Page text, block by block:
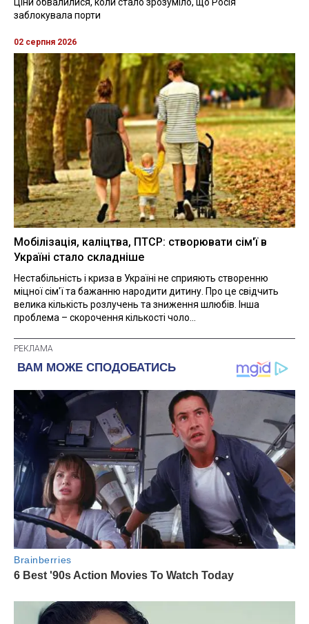
заблокувала порти
02 серпня 2026
Мобілізація, каліцтва, ПТСР: створювати сім'ї в
Україні стало складніше
Нестабільність і криза в Україні не сприяють створенню
міцної сім'ї та бажанню народити дитину. Про це свідчить
велика кількість розлучень та зниження шлюбів. Інша
проблема – скорочення кількості чоло...